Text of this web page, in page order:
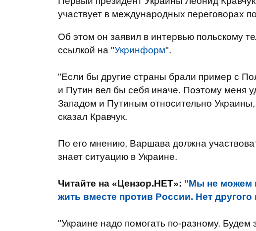
участвует в международных переговорах
Об этом он заявил в интервью польскому
ссылкой на "Укринформ".
"Если бы другие страны брали пример с
и Путин вел бы себя иначе. Поэтому меня
Западом и Путиным относительно
сказал Кравчук.
По его мнению, Варшава должна
знает ситуацию в Украине.
Читайте на «Цензор.НЕТ»: "Мы не можем
жить вместе против России. Нет
"Украине надо помогать по-разному.